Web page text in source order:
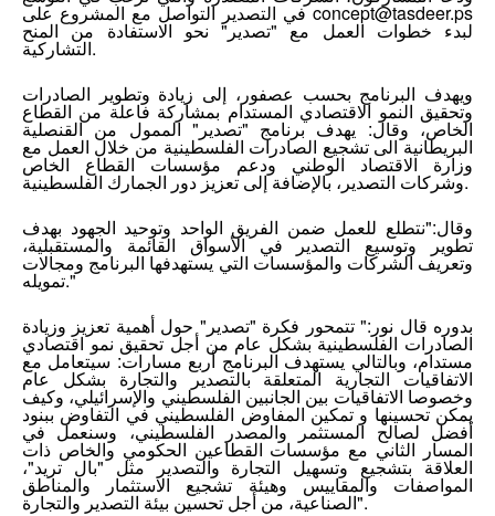
في التصدير التواصل مع المشروع على concept@tasdeer.ps
لبدء خطوات العمل مع "تصدير" نحو الاستفادة من المنح
التشاركية.
ويهدف البرنامج بحسب عصفور، إلى زيادة وتطوير الصادرات
وتحقيق النمو الاقتصادي المستدام بمشاركة فاعلة من القطاع
الخاص، وقال: يهدف برنامج "تصدير" الممول من القنصلية
البريطانية الى تشجيع الصادرات الفلسطينية من خلال العمل مع
وزارة الاقتصاد الوطني ودعم مؤسسات القطاع الخاص
وشركات التصدير، بالإضافة إلى تعزيز دور الجمارك الفلسطينية.
وقال:"نتطلع للعمل ضمن الفريق الواحد وتوحيد الجهود بهدف
تطوير وتوسيع التصدير في الأسواق القائمة والمستقبلية،
وتعريف الشركات والمؤسسات التي يستهدفها البرنامج ومجالات
تمويله."
بدوره قال نور:" تتمحور فكرة "تصدير" حول أهمية تعزيز وزيادة
الصادرات الفلسطينية بشكل عام من أجل تحقيق نمو اقتصادي
مستدام، وبالتالي يستهدف البرنامج أربع مسارات: سيتعامل مع
الاتفاقيات التجارية المتعلقة بالتصدير والتجارة بشكل عام
وخصوصا الاتفاقيات بين الجانبين الفلسطيني والإسرائيلي، وكيف
يمكن تحسينها و تمكين المفاوض الفلسطيني في التفاوض ببنود
أفضل لصالح المستثمر والمصدر الفلسطيني، وسنعمل في
المسار الثاني مع مؤسسات القطاعين الحكومي والخاص ذات
العلاقة بتشجيع وتسهيل التجارة والتصدير مثل "بال تريد"،
المواصفات والمقاييس وهيئة تشجيع الاستثمار والمناطق
الصناعية، من أجل تحسين بيئة التصدير والتجارة".